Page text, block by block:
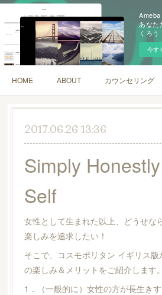
あなた
くろう
今す
HOME ABOUT カウンセリング
2017.06.26 13:36
Simply
Self
女性として生まれた以上、どうせな
楽しみを追求したい！
そこで、コスモポリタン イギリス
の楽しみ＆メリットをご紹介します
1．（一般的に）女性の方が長生き